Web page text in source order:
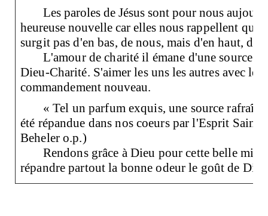
Les paroles de Jésus sont pour nous
heureuse nouvelle car elles nous rappellent que
surgit pas d'en bas, de nous, mais d'en haut, de
L'amour de charité il émane d'une source
Dieu-Charité. S'aimer les uns les autres avec le
commandement nouveau.
« Tel un parfum exquis, une source
été répandue dans nos coeurs par l'Esprit Saint
Beheler o.p.)
Rendons grâce à Dieu pour cette belle
répandre partout la bonne odeur le goût de